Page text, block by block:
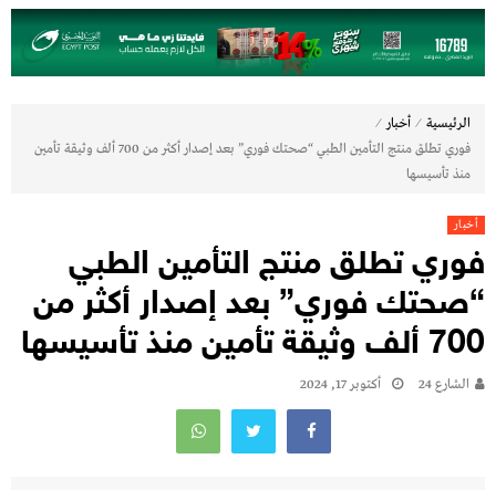
الرئيسية ⁄ أخبار ⁄
فوري تطلق منتج التأمين الطبي “صحتك فوري” بعد إصدار أكثر من 700 ألف وثيقة تأمين
منذ تأسيسها
أخبار
فوري تطلق منتج التأمين الطبي
“صحتك فوري” بعد إصدار أكثر من
700 ألف وثيقة تأمين منذ تأسيسها
الشارع 24 أكتوبر 17, 2024